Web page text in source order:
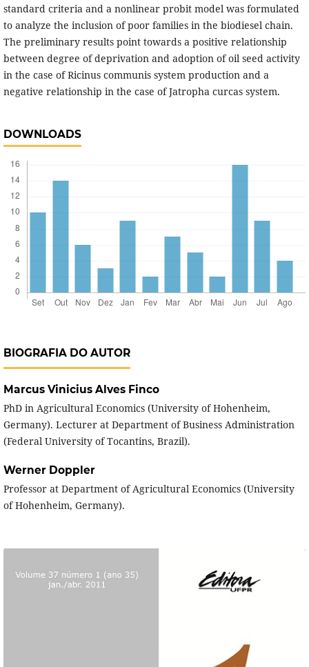
standard criteria and a nonlinear probit model was formulated
to analyze the inclusion of poor families in the biodiesel chain.
The preliminary results point towards a positive relationship
between degree of deprivation and adoption of oil seed activity
in the case of Ricinus communis system production and a
negative relationship in the case of Jatropha curcas system.
DOWNLOADS
BIOGRAFIA DO AUTOR
Marcus Vinicius Alves Finco
PhD in Agricultural Economics (University of Hohenheim,
Germany). Lecturer at Department of Business Administration
(Federal University of Tocantins, Brazil).
Werner Doppler
Professor at Department of Agricultural Economics (University
of Hohenheim, Germany).